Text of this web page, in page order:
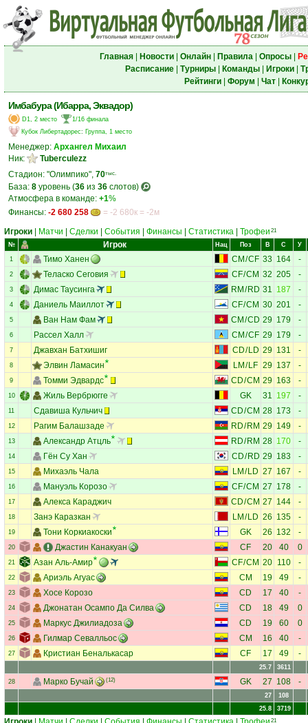
Главная| Новости| Онлайн| Правила| Опросы|
Расписание| Турниры| Команды| Игроки|
Рейтинги| Форум Чат|
Имбабура (Ибарра, Эквадор)
D1, 2 место
1/16 финала
Кубок Либертадорес: Группа, 1 место
Менеджер: Архангел Михаил
Ник:
Tuberculezz
Стадион: "Олимпико", 70тыс.
База: 8 уровень (36 из 36 слотов)
Атмосфера в команде: +1%
Финансы: -2 680 258
= -2 680к = -2м
Игроки
Матчи Сделки События Финансы Статистика Трофеи 21
№ Игрок Нац Поз В С У
1 Тимо Ханен CM /CF 33 164 -
2 Теласко Сеговия CF/CM 32 205 -
3 Димас Таусинга RM / RD 31 187 -
4 Даниель Маиллот CF/CM 30 201 -
5 Ван Нам Фам CM /CD 29 179 -
6 Рассел Халл CM /CF 29 179 -
7 Джавхан Батхишиг CD/LD 29 131 -
8 Элвин Ламасин LM / LF 29 137 -
9 Томми Эдвардс CD/CM 29 163 -
10 Жиль Вербрюгге GK 31 197 -
11 Сдавиша Кульчич CD/CM 28 173 -
12 Рагим Балашзаде RD/ RM 29 149 -
13 Александр Атцль RD/ RM 28 170 -
14 Гён Су Хан CD/RD 29 183 -
15 Михаэль Чала LM / LD 27 167 -
16 Мануэль Корозо CF/CM 27 178 -
17 Алекса Караджич CD/CM 27 144 -
18 Занэ Каразкан LM / LD 26 135 -
19 Тони Коркиакоски GK 26 132 -
20 Джастин Канакуан CF 20 40 0
21 Азан Аль-Амир CF/CM 20 110 -
22 Ариэль Агуас CM 19 49 -
23 Хосе Корозо CD 17 40 -
24 Джонатан Осампо Да Силва CD 18 49 0
25 Маркус Джилиадоза CD 19 60 0
26 Гилмар Севалльос CM 16 40 -
27 Кристиан Беналькасар CF 17 49 -
25.7 3611
28 Марко Бучай (12) GK 27 108 -
27
108
25.8
3719
21